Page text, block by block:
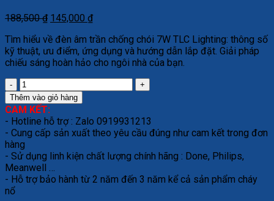
188,500₫ Giá
là:
188,500 ₫.
145,000 ₫Giá
tại
là:
145,000 ₫.
Tìm hiểu về đèn âm trần chống chói 7W TLC Lighting: thông số
kỹ thuật, ưu điểm, ứng dụng và hướng dẫn lắp đặt. Giải pháp
chiếu sáng hoàn hảo cho ngôi nhà của bạn.
Âm
trần
chống
chói
mỏng
Plus
7W
viền
trắng
Thêm vào giỏ hàng
CAM KẾT:
- Hotline hỗ trợ : Zalo 0919931213
- Cung cấp sản xuất theo yêu cầu đúng như cam kết trong đơn
hàng
- Sử dụng linh kiện chất lượng chính hãng : Done, Philips,
Meanwell …
- Hỗ trợ bảo hành từ 2 năm đến 3 năm kể cả sản phẩm cháy
nổ